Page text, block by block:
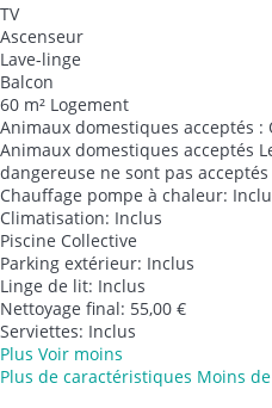
TV
Ascenseur
Lave-linge
Balcon
60 m² Logement
Animaux domestiques acceptés :
Animaux domestiques acceptés
dangereuse ne sont pas acceptés
Chauffage pompe à chaleur:
Climatisation: Inclus
Piscine Collective
Parking extérieur: Inclus
Linge de lit: Inclus
Nettoyage final: 55,00 €
Serviettes: Inclus
Plus Voir moins
Plus de caractéristiques Moins